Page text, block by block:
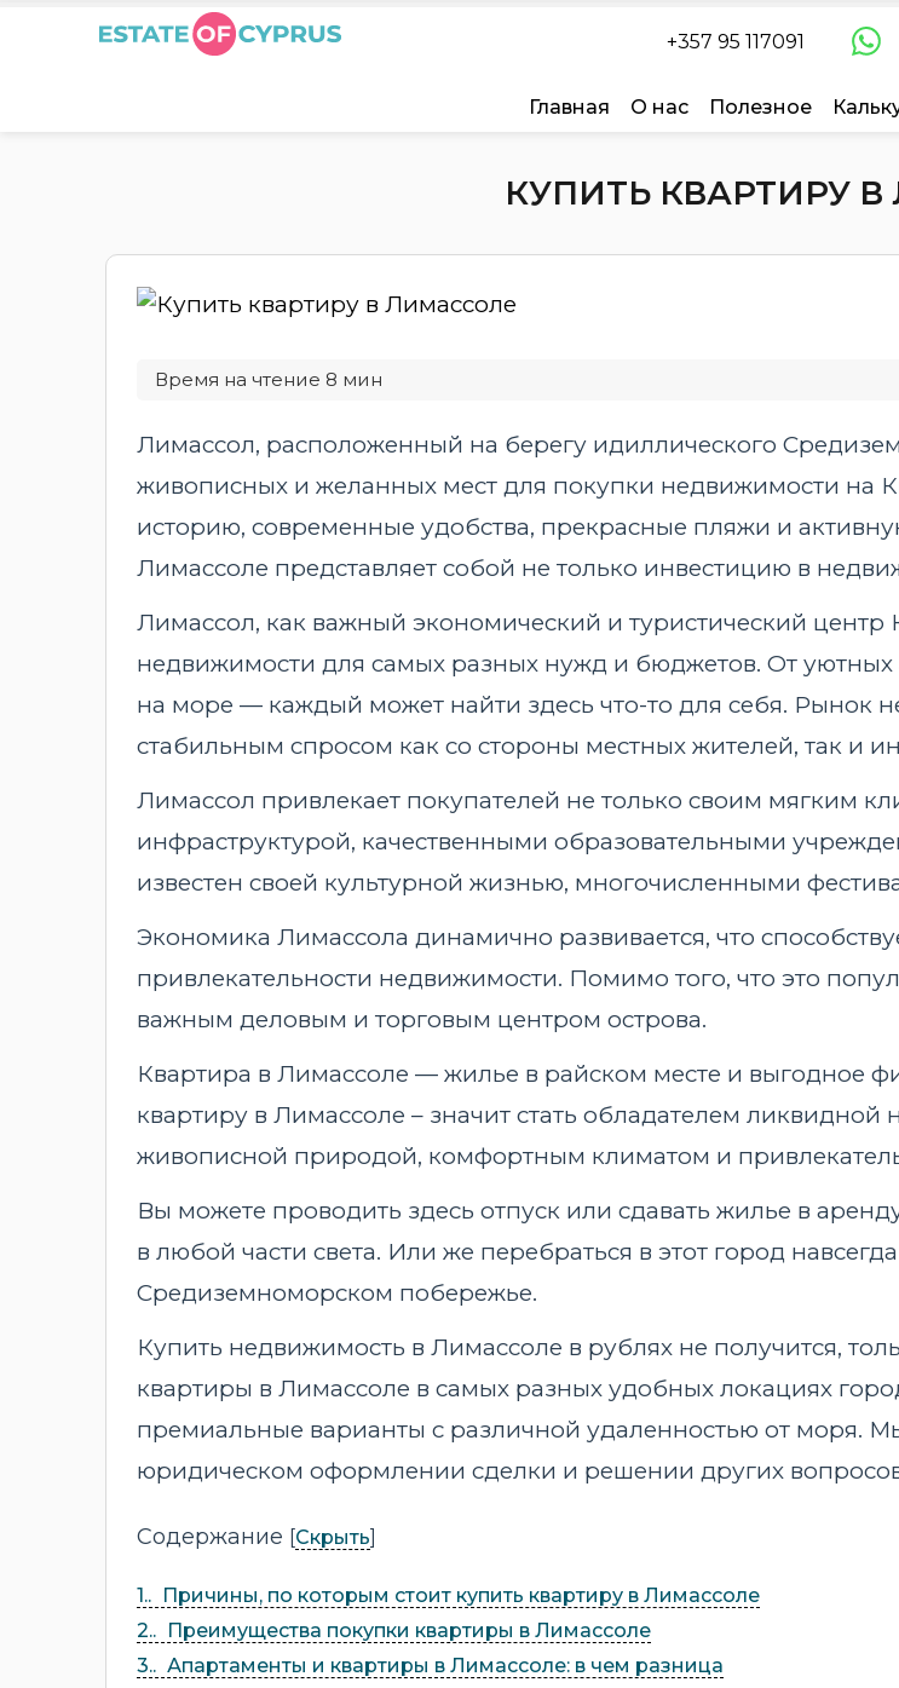
+357 95 117091
Главная О нас Полезное
КУПИТЬ КВАРТИРУ
Лимассол, расположенный на берегу идиллического
живописных и желанных мест для покупки недвижимости на
историю, современные удобства, прекрасные пляжи и
Лимассоле представляет собой не только инвестицию в
Лимассол, как важный экономический и туристический
недвижимости для самых разных нужд и бюджетов. От
на море — каждый может найти здесь что-то для себя. Рынок
стабильным спросом как со стороны местных жителей, так и
Лимассол привлекает покупателей не только своим мягким
инфраструктурой, качественными образовательными
известен своей культурной жизнью, многочисленными
Экономика Лимассола динамично развивается, что
привлекательности недвижимости. Помимо того, что это
важным деловым и торговым центром острова.
Квартира в Лимассоле — жилье в райском месте и выгодное
квартиру в Лимассоле – значит стать обладателем
живописной природой, комфортным климатом и
Вы можете проводить здесь отпуск или сдавать жилье в
в любой части света. Или же перебраться в этот город
Средиземноморском побережье.
Купить недвижимость в Лимассоле в рублях не получится,
квартиры в Лимассоле в самых разных удобных локациях
премиальные варианты с различной удаленностью от моря.
юридическом оформлении сделки и решении других
Содержание [Скрыть]
1.
Причины, по которым стоит купить квартиру в Лимассоле
2.
Преимущества покупки квартиры в Лимассоле
3.
Апартаменты и квартиры в Лимассоле: в чем разница